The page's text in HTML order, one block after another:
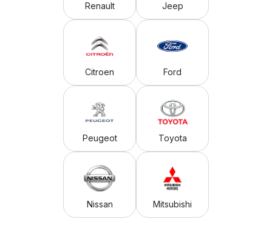
Renault Jeep
Citroen Ford
Peugeot Toyota
Nissan Mitsubishi